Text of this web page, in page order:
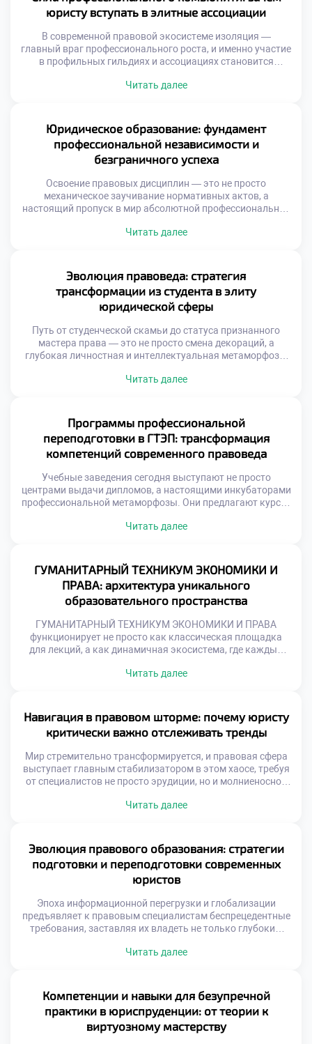
становится тем самым стратегическим […]
юристу вступать в элитные ассоциации
В современной правовой экосистеме изоляция —
главный враг профессионального роста, и именно участие
в профильных гильдиях и ассоциациях становится
сообщества. Интеграция в такие структуры открывает
которых невозможно представить карьеру топового
специалиста. Именно поэтому продуманное обучение в
московском […]
Читать далее
Юридическое образование: фундамент
профессиональной независимости и
безграничного успеха
Освоение правовых дисциплин — это не просто
механическое заучивание нормативных актов, а
настоящий пропуск в мир абсолютной профессиональной
увлекательный маршрут не заканчивается вручением
становится плацдармом для триумфа и самореализации.
Именно поэтому качественное обучение в московском
техникуме становится […]
Читать далее
Эволюция правоведа: стратегия
трансформации из студента в элиту
юридической сферы
Путь от студенческой скамьи до статуса признанного
мастера права — это не просто смена декораций, а
глубокая личностная и интеллектуальная метаморфоза.
давлением: от необходимости вызубрить массивы
московском техникуме становится тем самым надежным
трамплином, который позволяет будущим экспертам не
[…]
Читать далее
Программы профессиональной
переподготовки в ГТЭП: трансформация
компетенций современного правоведа
Учебные заведения сегодня выступают не просто
центрами выдачи дипломов, а настоящими инкубаторами
профессиональной метаморфозы. Они предлагают курсы,
меняют парадигму правового мышления, интегрируя
московском техникуме становится тем самым
стратегическим активом, который превращает
специалиста в универсального бойца, готового к […]
Читать далее
ГУМАНИТАРНЫЙ ТЕХНИКУМ ЭКОНОМИКИ И
ПРАВА: архитектура уникального
образовательного пространства
ГУМАНИТАРНЫЙ ТЕХНИКУМ ЭКОНОМИКИ И ПРАВА
функционирует не просто как классическая площадка
для лекций, а как динамичная экосистема, где каждый
лидерских качеств. Здесь не просто заучивают
вершить позитивные перемены. Именно поэтому
продуманное обучение в московском техникуме […]
Читать далее
Навигация в правовом шторме: почему юристу
критически важно отслеживать тренды
Мир стремительно трансформируется, и правовая сфера
выступает главным стабилизатором в этом хаосе, требуя
от специалистов не просто эрудиции, но и молниеносной
развития права перестало быть просто полезной
осознанное обучение в московском техникуме становится
тем самым надежным компасом, который позволяет
будущим экспертам […]
Читать далее
Эволюция правового образования: стратегии
подготовки и переподготовки современных
юристов
Эпоха информационной перегрузки и глобализации
предъявляет к правовым специалистам беспрецедентные
требования, заставляя их владеть не только глубоким
компетенций для навигации в стремительно меняющейся
имеют теоретический фундамент, прикладная практика,
критический анализ и внедрение инноваций. Именно
поэтому качественное […]
Читать далее
Компетенции и навыки для безупречной
практики в юриспруденции: от теории к
виртуозному мастерству